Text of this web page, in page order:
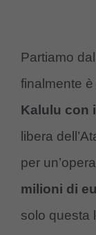
Partiamo
finalmente è
Kalulu con
libera
per
milioni di
solo questa